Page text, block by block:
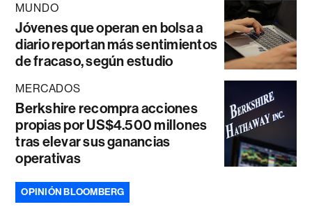
MUNDO
Jóvenes que operan en bolsa a
diario reportan más sentimientos
de fracaso, según estudio
MERCADOS
Berkshire recompra acciones
propias por US$4.500 millones
tras elevar sus ganancias
operativas
OPINIÓN BLOOMBERG